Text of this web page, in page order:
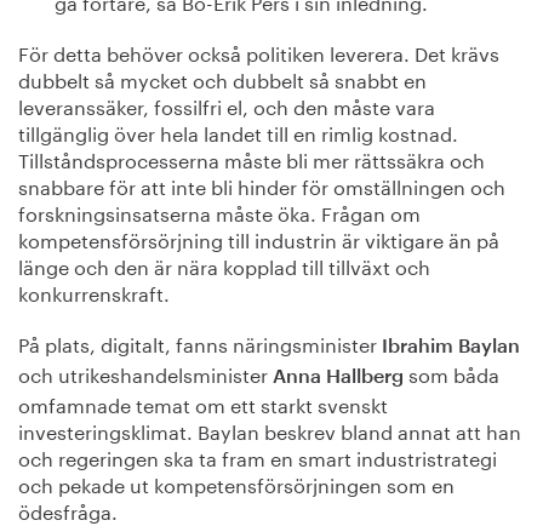
För detta behöver också politiken leverera. Det krävs
dubbelt så mycket och dubbelt så snabbt en
leveranssäker, fossilfri el, och den måste vara
tillgänglig över hela landet till en rimlig kostnad.
Tillståndsprocesserna måste bli mer rättssäkra och
snabbare för att inte bli hinder för omställningen och
forskningsinsatserna måste öka. Frågan om
kompetensförsörjning till industrin är viktigare än på
länge och den är nära kopplad till tillväxt och
konkurrenskraft.
På plats, digitalt, fanns näringsminister
Ibrahim Baylan
och utrikeshandelsminister Anna Hallberg som båda
omfamnade temat om ett starkt svenskt
investeringsklimat. Baylan beskrev bland annat att han
och regeringen ska ta fram en smart industristrategi
och pekade ut kompetensförsörjningen som en
ödesfråga.